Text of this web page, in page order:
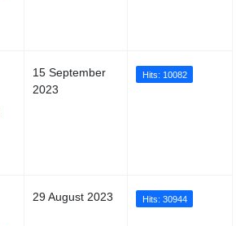
15 September
2023
Hits: 10082
29 August 2023 Hits: 30944